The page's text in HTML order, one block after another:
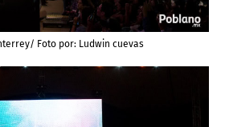
Foto por: Ludwin cuevas